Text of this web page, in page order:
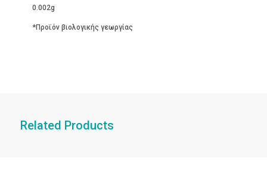
0.002g
*Προϊόν βιολογικής γεωργίας
Related Products